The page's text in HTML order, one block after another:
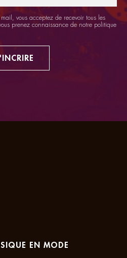
vous acceptez de recevoir tous les
prenez connaissance de notre politique
EN MODE